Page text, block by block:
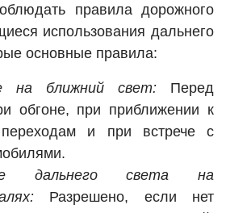
правила дорожного
использования дальнего
основные правила:
на ближний свет: Перед
обгоне, при приближении к
и при встрече с
дальнего света на
Разрешено, если нет